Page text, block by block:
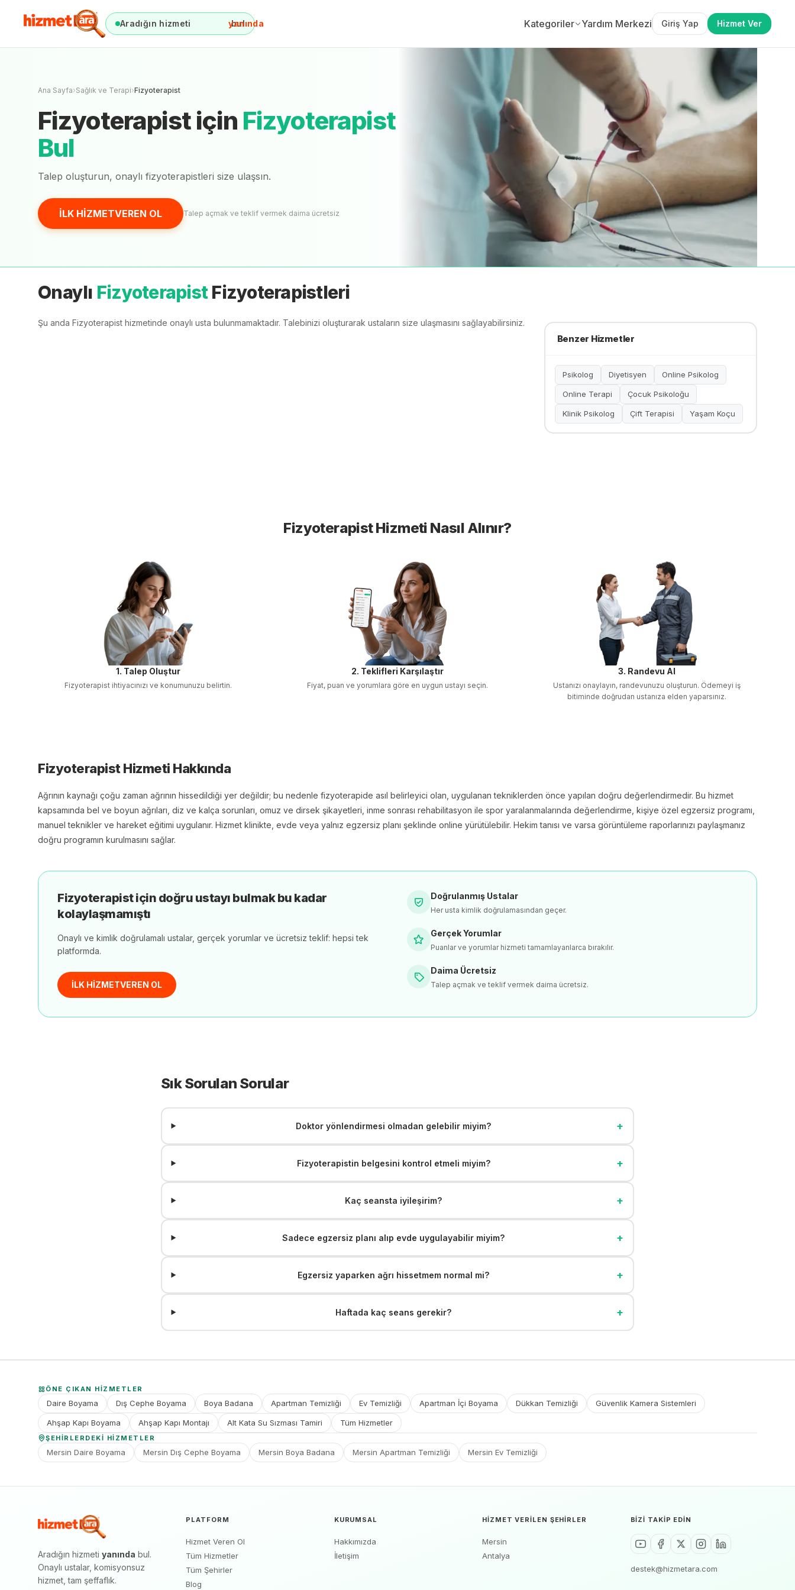
Aradığın hizmeti anında
bul Kategoriler Yardım Merkezi Giriş Yap Hizmet Ver
FizyoterapistFiyat Teklifi Al, Karşılaştır. İLK HİZMETVEREN OL
Ana Sayfa›Sağlık ve Terapi›Fizyoterapist
Fizyoterapistiçin Fizyoterapist
Bul
Talep oluşturun, onaylı fizyoterapistleri size ulaşsın.
İLK HİZMETVEREN OL Talep açmak ve teklif vermek daima ücretsiz
Onaylı Fizyoterapist Fizyoterapistleri
Şu anda Fizyoterapist hizmetinde onaylı usta bulunmamaktadır. Talebinizi oluşturarak ustaların size ulaşmasını sağlayabilirsiniz.
Benzer Hizmetler
Psikolog Diyetisyen Online Psikolog
Online Terapi Çocuk Psikoloğu
Klinik Psikolog Çift Terapisi Yaşam Koçu
FizyoterapistHizmeti Nasıl Alınır?
1. Talep Oluştur
Fizyoterapist ihtiyacınızı ve konumunuzu belirtin.
2. Teklifleri Karşılaştır
Fiyat, puan ve yorumlara göre en uygun ustayı seçin.
3. Randevu Al
Ustanızı onaylayın, randevunuzu oluşturun. Ödemeyi iş
bitiminde doğrudan ustanıza elden yaparsınız.
Fizyoterapist Hizmeti Hakkında
Ağrının kaynağı çoğu zaman ağrının hissedildiği yer değildir; bu nedenle fizyoterapide asıl belirleyici olan, uygulanan tekniklerden önce yapılan doğru değerlendirmedir. Bu hizmet
kapsamında bel ve boyun ağrıları, diz ve kalça sorunları, omuz ve dirsek şikayetleri, inme sonrası rehabilitasyon ile spor yaralanmalarında değerlendirme, kişiye özel egzersiz programı,
manuel teknikler ve hareket eğitimi uygulanır. Hizmet klinikte, evde veya yalnız egzersiz planı şeklinde online yürütülebilir. Hekim tanısı ve varsa görüntüleme raporlarınızı paylaşmanız
doğru programın kurulmasını sağlar.
Fizyoterapistiçin doğru ustayı bulmak bu kadar
kolaylaşmamıştı
Onaylı ve kimlik doğrulamalı ustalar, gerçek yorumlar ve ücretsiz teklif: hepsi tek
platformda.
İLK HİZMETVEREN OL
Doğrulanmış Ustalar
Her usta kimlik doğrulamasından geçer.
Gerçek Yorumlar
Puanlar ve yorumlar hizmeti tamamlayanlarca bırakılır.
Daima Ücretsiz
Talep açmak ve teklif vermek daima ücretsiz.
Sık Sorulan Sorular
Doktor yönlendirmesi olmadan gelebilir miyim? +
Fizyoterapistin belgesini kontrol etmeli miyim? +
Kaç seansta iyileşirim? +
Sadece egzersiz planı alıp evde uygulayabilir miyim? +
Egzersiz yaparken ağrı hissetmem normal mi? +
Haftada kaç seans gerekir? +
ÖNE ÇIKAN HIZMETLER
Daire Boyama Dış Cephe Boyama Boya Badana Apartman Temizliği Ev Temizliği Apartman İçi Boyama Dükkan Temizliği Güvenlik Kamera Sistemleri
Ahşap Kapı Boyama Ahşap Kapı Montajı Alt Kata Su Sızması Tamiri Tüm Hizmetler
ŞEHIRLERDEKI HIZMETLER
Mersin Daire Boyama Mersin Dış Cephe Boyama Mersin Boya Badana Mersin Apartman Temizliği Mersin Ev Temizliği
Aradığın hizmeti yanında bul.
Onaylı ustalar, komisyonsuz
hizmet, tam şeffaflık.
PLATFORM
Hizmet Veren Ol
Tüm Hizmetler
Tüm Şehirler
Blog
KURUMSAL
Hakkımızda
İletişim
HIZMET VERILEN ŞEHIRLER
Mersin
Antalya
BIZI TAKIP EDIN
destek@hizmetara.com